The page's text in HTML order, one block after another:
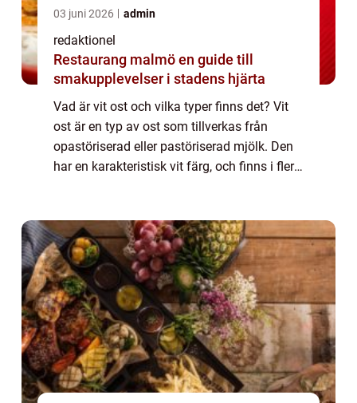
03 juni 2026 admin
redaktionel
Restaurang malmö en guide till
smakupplevelser i stadens hjärta
Vad är vit ost och vilka typer finns det? Vit
ost är en typ av ost som tillverkas från
opastöriserad eller pastöriserad mjölk. Den
har en karakteristisk vit färg, och finns i flera